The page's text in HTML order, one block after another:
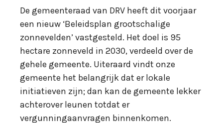
De gemeenteraad van DRV heeft dit voorjaar
een nieuw ‘Beleidsplan grootschalige
zonnevelden’ vastgesteld. Het doel is 95
hectare zonneveld in 2030, verdeeld over de
gehele gemeente. Uiteraard vindt onze
gemeente het belangrijk dat er lokale
initiatieven zijn; dan kan de gemeente lekker
achterover leunen totdat er
vergunningaanvragen binnenkomen.